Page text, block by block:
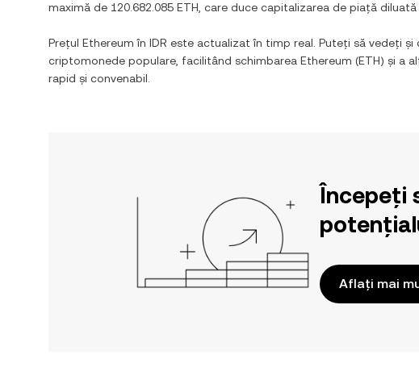
maximă de 120.682.085 ETH , care duce capitalizarea de piață
Prețul Ethereum în IDR este actualizat în timp real. Puteți să vedeți și
criptomonede populare, facilitând schimbarea Ethereum (ETH) și a
rapid și convenabil.
Începeți
Aflați mai